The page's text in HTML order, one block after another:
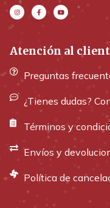
Atención al
Preguntas
¿Tienes dudas?
Términos y
Envíos y
Política de